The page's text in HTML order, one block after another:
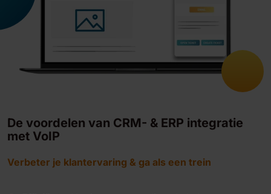
De voordelen van CRM- & ERP integratie
met VoIP
Verbeter je klantervaring & ga als een trein